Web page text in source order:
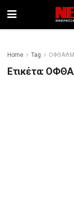
Home Tag
Ετικέτα: